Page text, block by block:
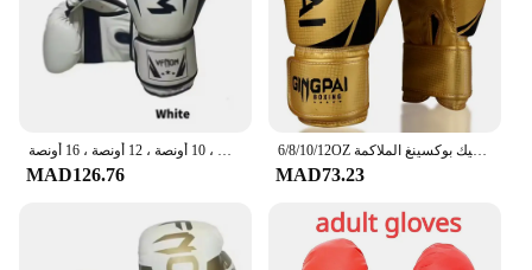
قفازات الملاكمة المهنية للبالغين والأطفال ، ساندا ، الملاكمة التايلاندية ، القتال ، كيس اللكم ، الكيك بوكسينغ ، الرجال ، النساء ، 6 أونصات ، 10 أونصة ، 12 أونصة ، 16 أونصة
MAD126.76
6/8/10/12OZ الملونة الملاكمة قفازات الكبار بو رغوة الكبار ركلة التدريب الكيك بوكسينغ الملاكمة mma قفاز قفازات الملاكمة التايلاندية الرمل قفازات
MAD73.23